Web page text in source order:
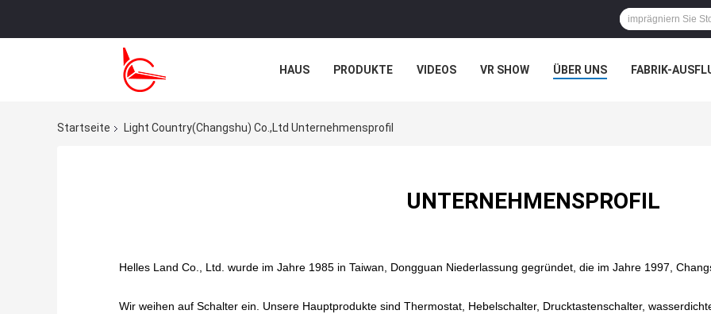
HAUS PRODUKTE VIDEOS VR SHOW ÜBER UNS FABRIK-
Startseite
Light Country(Changshu) Co.,Ltd Unternehmensprofil
UNTERNEHMENSPROFIL
Helles Land Co., Ltd. wurde im Jahre 1985 in Taiwan, Dongguan Niederlassung gegründet, die im Jahre 1997,
Wir weihen auf Schalter ein. Unsere Hauptprodukte sind Thermostat, Hebelschalter, Drucktastenschalter,